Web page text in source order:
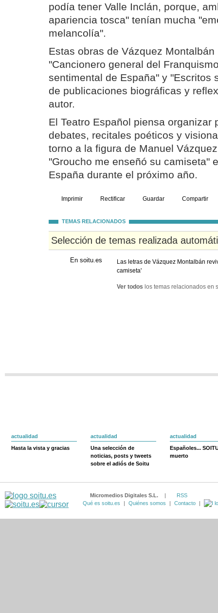
podía tener Valle Inclán, porque,
apariencia tosca" tenían mucha
melancolía".
Estas obras de Vázquez
"Cancionero general del
sentimental de España" y "Escritos
de publicaciones biográficas y
autor.
El Teatro Español piensa organizar
debates, recitales poéticos y
torno a la figura de Manuel
"Groucho me enseñó su camiseta"
España durante el próximo año.
Imprimir Rectificar Guardar Compartir
TEMAS RELACIONADOS
Selección de temas realizada
En soitu.es
Las letras de Vázquez Montalbán
camiseta'
Ver todos los temas relacionados en
actualidad
Hasta la vista y gracias
actualidad
Una selección de
noticias, posts y tweets
sobre el adiós de Soitu
actualidad
Españoles...
muerto
Micromedios Digitales S.L. |
RSS
Qué es soitu.es
| Quiénes somos | Contacto |